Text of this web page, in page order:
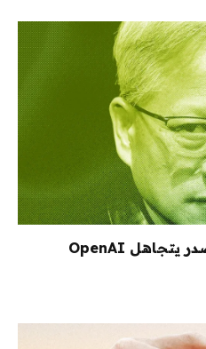
تحالف Nvidia مفتوح المصدر يتجاهل OpenAI